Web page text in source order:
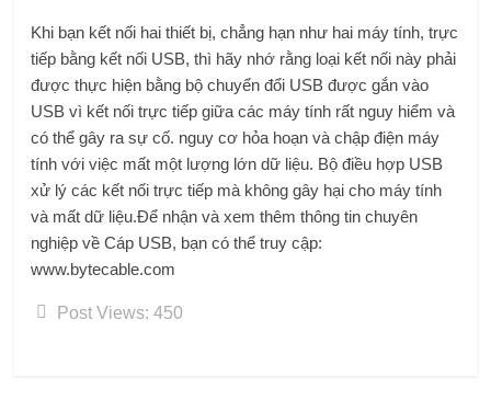
Khi bạn kết nối hai thiết bị, chẳng hạn như hai máy tính, trực
tiếp bằng kết nối USB, thì hãy nhớ rằng loại kết nối này phải
được thực hiện bằng bộ chuyển đổi USB được gắn vào
USB vì kết nối trực tiếp giữa các máy tính rất nguy hiểm và
có thể gây ra sự cố. nguy cơ hỏa hoạn và chập điện máy
tính với việc mất một lượng lớn dữ liệu. Bộ điều hợp USB
xử lý các kết nối trực tiếp mà không gây hại cho máy tính
và mất dữ liệu.Để nhận và xem thêm thông tin chuyên
nghiệp về Cáp USB, bạn có thể truy cập:
www.bytecable.com
Post Views: 450